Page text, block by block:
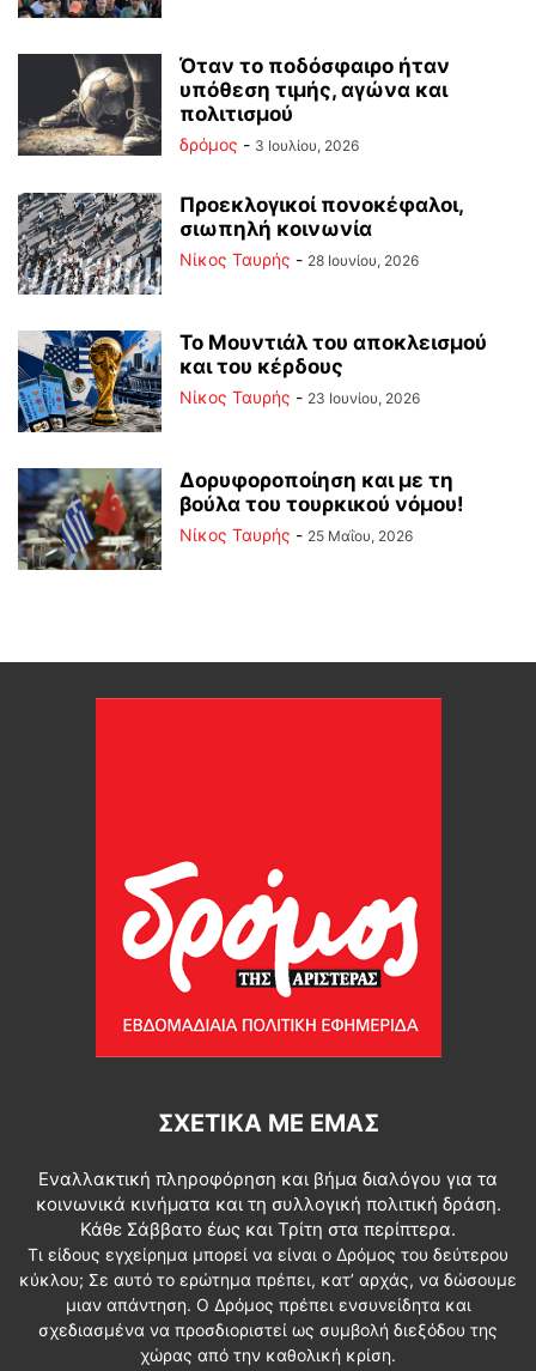
Όταν το ποδόσφαιρο ήταν
υπόθεση τιμής, αγώνα και
πολιτισμού
δρόμος - 3 Ιουλίου, 2026
Προεκλογικοί πονοκέφαλοι,
σιωπηλή κοινωνία
Νίκος Ταυρής - 28 Ιουνίου, 2026
Το Μουντιάλ του αποκλεισμού
και του κέρδους
Νίκος Ταυρής - 23 Ιουνίου, 2026
Δορυφοροποίηση και με τη
βούλα του τουρκικού νόμου!
Νίκος Ταυρής - 25 Μαΐου, 2026
ΣΧΕΤΙΚΆ ΜΕ ΕΜΆΣ
Εναλλακτική πληροφόρηση και βήμα διαλόγου για τα
κοινωνικά κινήματα και τη συλλογική πολιτική δράση.
Κάθε Σάββατο έως και Τρίτη στα περίπτερα.
Τι είδους εγχείρημα μπορεί να είναι ο Δρόμος του δεύτερου
κύκλου; Σε αυτό το ερώτημα πρέπει, κατ’ αρχάς, να δώσουμε
μιαν απάντηση. Ο Δρόμος πρέπει ενσυνείδητα και
σχεδιασμένα να προσδιοριστεί ως συμβολή διεξόδου της
χώρας από την καθολική κρίση.